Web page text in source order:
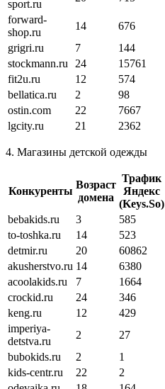
sport.ru
forward-
shop.ru
14 676
grigri.ru
7 144
stockmann.ru
24 15761
fit2u.ru
12 574
bellatica.ru
2 98
ostin.com
22 7667
lgcity.ru
21 2362
4. Магазины детской одежды
Конкуренты
Возраст
домена
Трафик
Яндекс
(Keys.So)
bebakids.ru 3 585
to-toshka.ru
14 523
detmir.ru
20 60862
akusherstvo.ru 14 6380
acoolakids.ru
7 1664
crockid.ru
24 346
keng.ru
12 429
imperiya-
detstva.ru
2 27
bubokids.ru
2 1
kids-centr.ru
22 2